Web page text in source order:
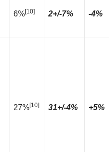
6%[10] 2+/-7% -4%
27%[10] 31+/-4% +5%